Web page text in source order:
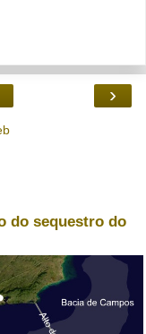
›
do sequestro do